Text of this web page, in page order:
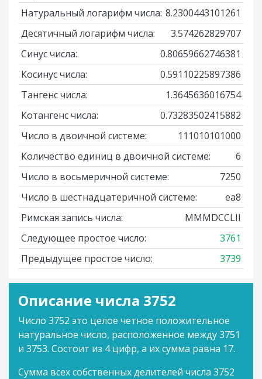
Натуральный логарифм числа: 8.2300443101261
Десятичный логарифм числа:
3.574262829707
Синус числа:
0.80659662746381
Косинус числа:
0.59110225897386
Тангенс числа:
1.3645636016754
Котангенс числа:
0.73283502415882
Число в двоичной системе:
111010101000
Количество единиц в двоичной системе:
6
Число в восьмеричной системе:
7250
Число в шестнадцатеричной системе:
ea8
Римская запись числа:
MMMDCCLII
Следующее простое число:
3761
Предыдущее простое число:
3739
Описание числа 3752
Число 3752 это целое четное положительное
натуральное число, расположенное между 3751
и 3753. Состоит из 4 цифр, а их сумма равна 17.
Сумма всех собственных делителей числа 3752